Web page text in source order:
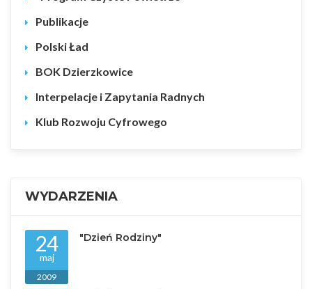
Publikacje
Polski Ład
BOK Dzierzkowice
Interpelacje i Zapytania Radnych
Klub Rozwoju Cyfrowego
WYDARZENIA
24
maj
2009
"Dzień Rodziny"